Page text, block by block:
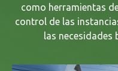
como herramientas
control de las
las necesidades